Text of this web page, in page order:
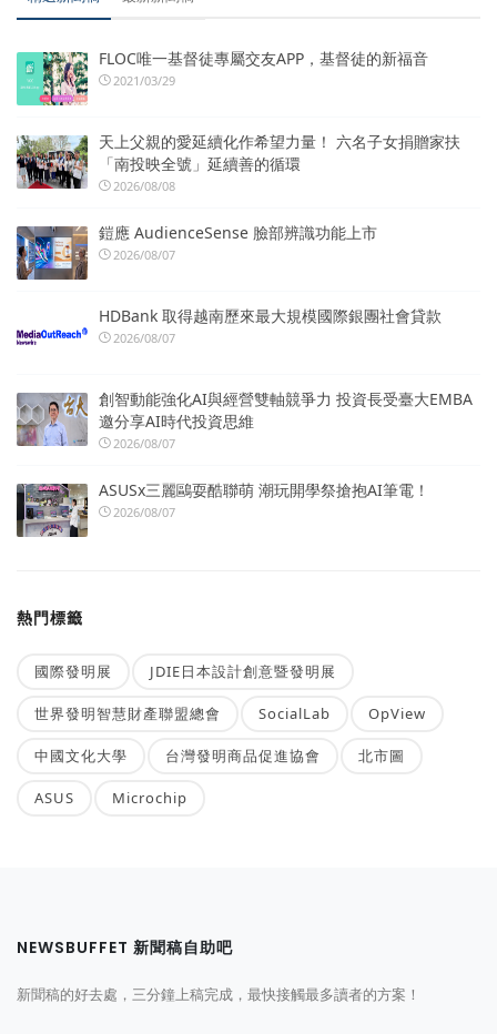
FLOC唯一基督徒專屬交友APP，基督徒的新福音
2021/03/29
天上父親的愛延續化作希望力量！ 六名子女捐贈家扶
「南投映全號」延續善的循環
2026/08/08
鎧應 AudienceSense 臉部辨識功能上市
2026/08/07
HDBank 取得越南歷來最大規模國際銀團社會貸款
2026/08/07
創智動能強化AI與經營雙軸競爭力 投資長受臺大EMBA
邀分享AI時代投資思維
2026/08/07
ASUSx三麗鷗耍酷聯萌 潮玩開學祭搶抱AI筆電！
2026/08/07
熱門標籤
國際發明展 JDIE日本設計創意暨發明展
世界發明智慧財產聯盟總會 SocialLab OpView
中國文化大學 台灣發明商品促進協會 北市圖
ASUS Microchip
NEWSBUFFET 新聞稿自助吧
新聞稿的好去處，三分鐘上稿完成，最快接觸最多讀者的方案！